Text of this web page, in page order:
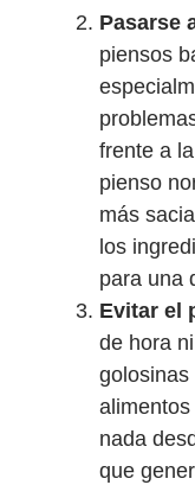
Pasarse
piensos
frente a
pienso
más
los
para una
Evitar el
de hora
golosinas
nada
que